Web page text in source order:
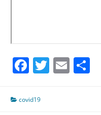
Facebook
Twitter
Email
covid19